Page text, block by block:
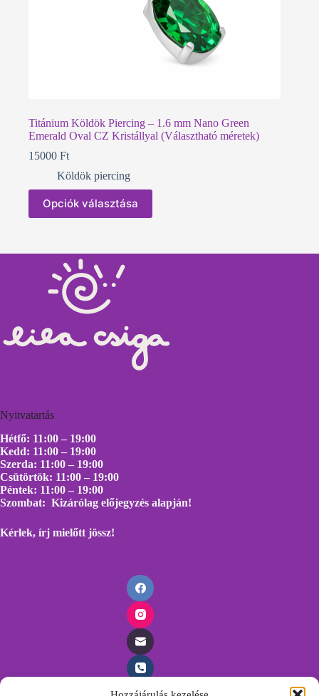
Titánium Köldök Piercing – 1.6 mm Nano Green
Emerald Oval CZ Kristállyal (Választható méretek)
15000 Ft
Köldök piercing
Opciók választása
Ennek
terméknek
változatok
termékoldalon
ki
Nyitvatartás
Hétfő: 11:00 – 19:00
Kedd: 11:00 – 19:00
Szerda: 11:00 – 19:00
Csütörtök: 11:00 – 19:00
Péntek: 11:00 – 19:00
Szombat: Kizárólag előjegyzés alapján!
Kérlek, írj mielőtt jössz!